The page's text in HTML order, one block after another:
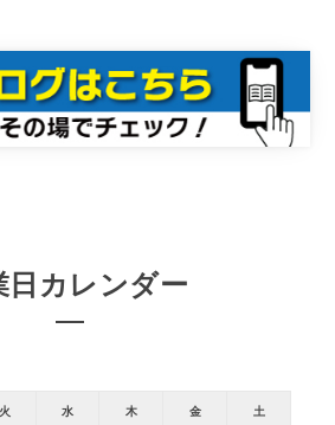
日カレンダー
火 水 木 金 土